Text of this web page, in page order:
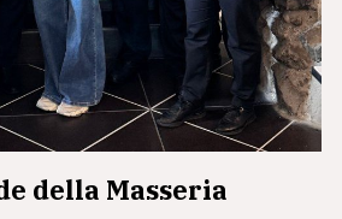
della Masseria